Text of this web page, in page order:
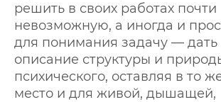
решить в своих работах почти
невозможную, а иногда и
для понимания задачу — дать
описание структуры и
психического, оставляя в то
место и для живой, дышащей,